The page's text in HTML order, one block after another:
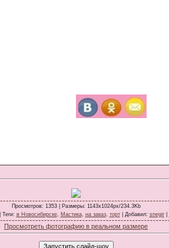
Просмотров: 1353 | Размеры: 1143x1024px/234.3Kb
Теги: в Новосибирске, Мастика, на заказ, торт| Добавил: snegir|
Просмотреть фотографию в реальном размере